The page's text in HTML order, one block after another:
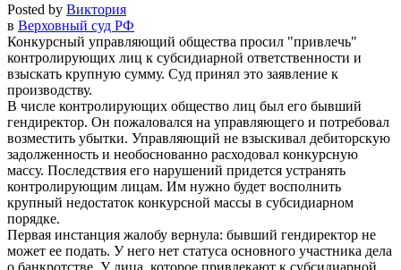
Posted by Виктория
в Верховный суд РФ
Конкурсный управляющий общества просил
привлечь
контролирующих лиц к субсидиарной ответственности и
взыскать крупную сумму. Суд принял это заявление к
производству.
В числе контролирующих общество лиц был его бывший
гендиректор. Он пожаловался на управляющего и потребовал
возместить убытки. Управляющий не взыскивал дебиторскую
задолженность и необоснованно расходовал конкурсную
массу. Последствия его нарушений придется устранять
контролирующим лицам. Им нужно будет восполнить
крупный недостаток конкурсной массы в субсидиарном
порядке.
Первая инстанция жалобу вернула: бывший гендиректор не
может ее подать. У него нет статуса основного участника дела
о банкротстве. У лица, которое привлекают к субсидиарной